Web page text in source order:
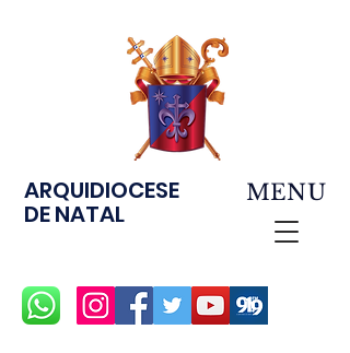
ARQUIDIOCESE
DE NATAL
MENU